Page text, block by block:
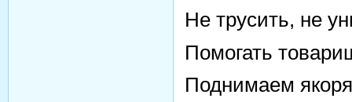
Не трусить, не
Помогать
Поднимаем